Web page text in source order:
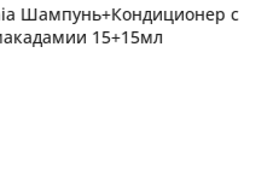
Pro-Sleek Дисциплинирующий
шампунь для выпрямленных